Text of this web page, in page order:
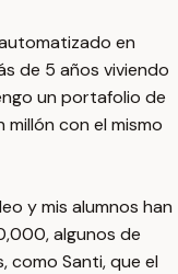
en
de 5 años viviendo
un portafolio de
millón con el mismo
y mis alumnos han
algunos de
como Santi, que el